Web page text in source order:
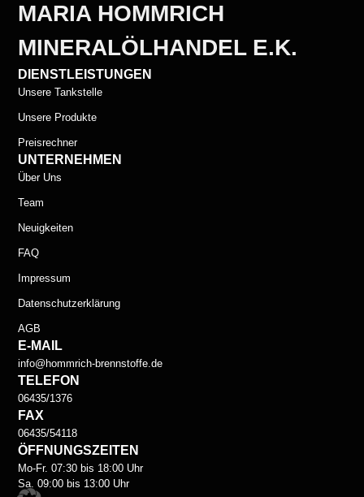
MARIA HOMMRICH
MINERALÖLHANDEL E.K.
DIENSTLEISTUNGEN
Unsere Tankstelle
Unsere Produkte
Preisrechner
UNTERNEHMEN
Über Uns
Team
Neuigkeiten
FAQ
Impressum
Datenschutzerklärung
AGB
E-MAIL
info@hommrich-brennstoffe.de
TELEFON
06435/1376
FAX
06435/54118
ÖFFNUNGSZEITEN
Mo-Fr. 07:30 bis 18:00 Uhr
Sa. 09:00 bis 13:00 Uhr